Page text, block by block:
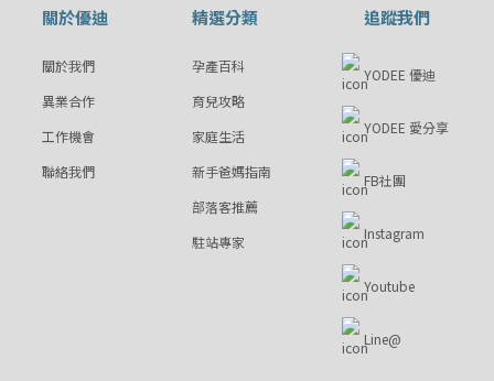
關於優迪
關於我們
異業合作
工作機會
聯絡我們
精選分類
孕產百科
育兒攻略
家庭生活
新手爸媽指南
部落客推薦
駐站專家
追蹤我們
YODEE 優迪
YODEE 愛分享
FB社團
Instagram
Youtube
Line@